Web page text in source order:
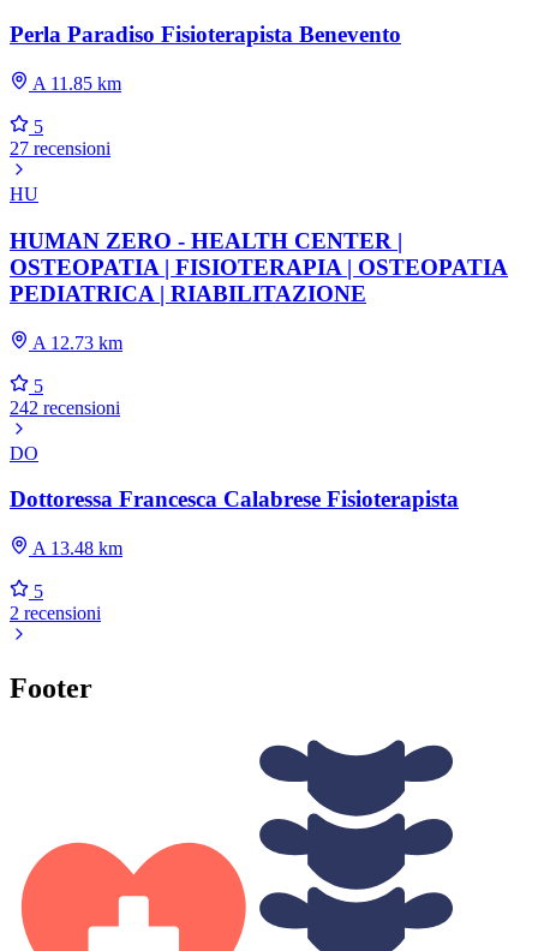
Perla Paradiso Fisioterapista Benevento
A 11.85 km
5
27 recensioni
HU
HUMAN ZERO - HEALTH CENTER |
OSTEOPATIA | FISIOTERAPIA | OSTEOPATIA
PEDIATRICA | RIABILITAZIONE
A 12.73 km
5
242 recensioni
DO
Dottoressa Francesca Calabrese Fisioterapista
A 13.48 km
5
2 recensioni
Footer